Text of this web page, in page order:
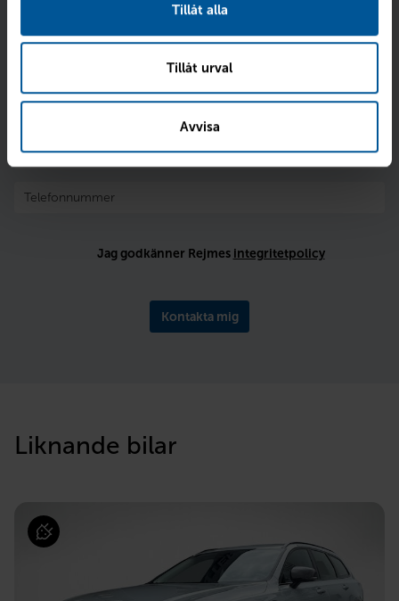
Tillåt alla
Tillåt urval
Avvisa
registreringsnummer:NNJ42G.
Jag godkänner Rejmes integritetpolicy
Kontakta mig
Liknande bilar